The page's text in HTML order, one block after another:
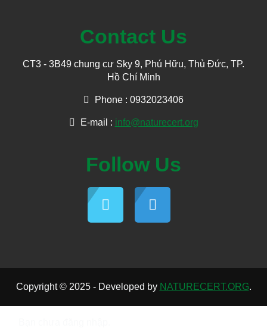
Contact Us
CT3 - 3B49 chung cư Sky 9, Phú Hữu, Thủ Đức, TP.
Hồ Chí Minh
Phone : 0932023406
E-mail : info@naturecert.org
Follow Us
Copyright © 2025 - Developed by NATURECERT.ORG.